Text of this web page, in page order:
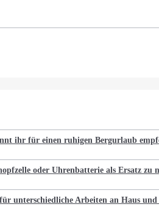
ihr für einen ruhigen Bergurlaub
oder Uhrenbatterie als Ersatz zu
unterschiedliche Arbeiten an Haus